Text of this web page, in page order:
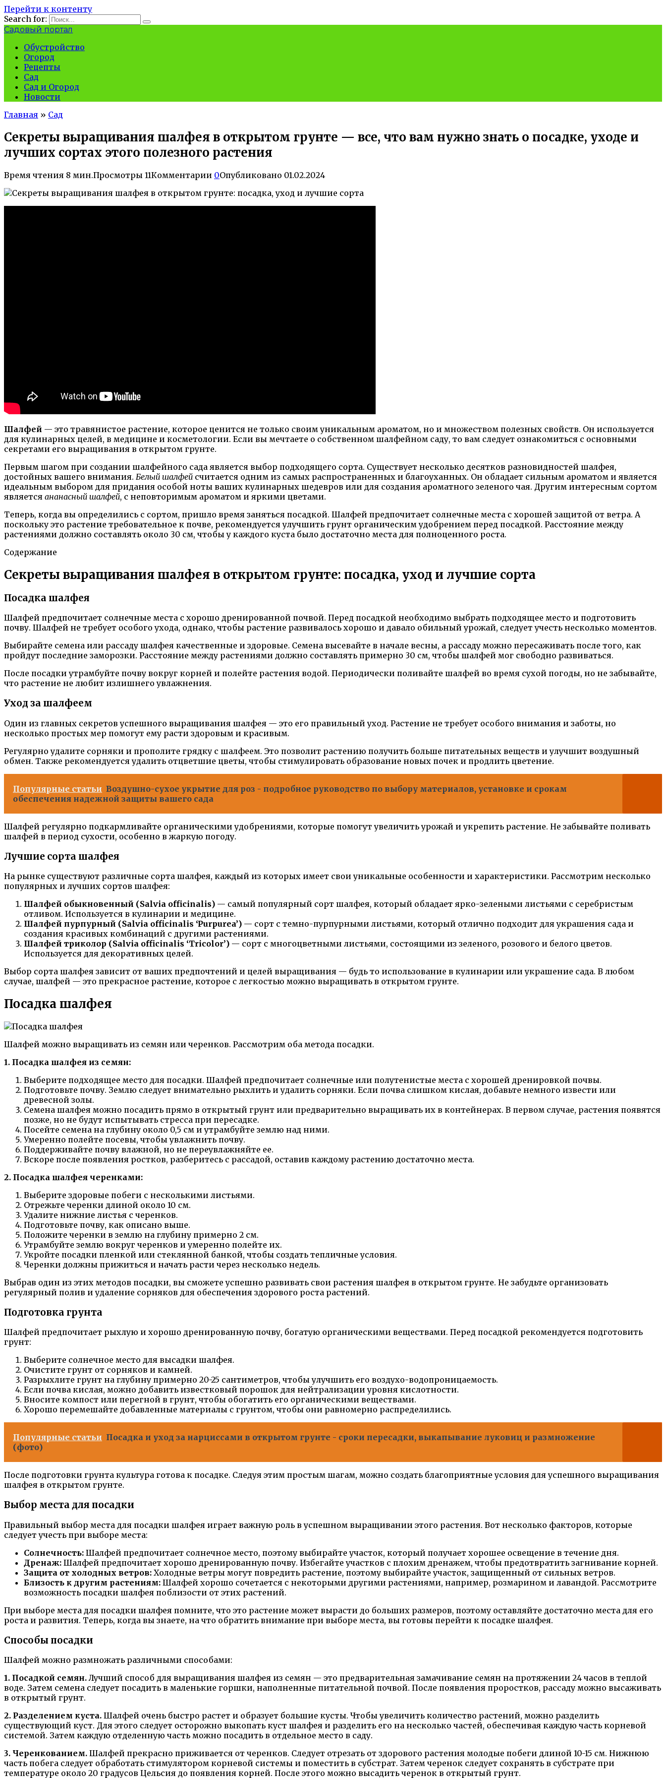
Перейти к контенту
Search for:
Садовый портал
Обустройство
Огород
Рецепты
Сад
Сад и Огород
Новости
Главная » Сад
Секреты выращивания шалфея в открытом грунте — все, что вам нужно знать о посадке, уходе и
лучших сортах этого полезного растения
Время чтения 8 мин.Просмотры 11Комментарии 0Опубликовано 01.02.2024
Шалфей — это травянистое растение, которое ценится не только своим уникальным ароматом, но и множеством полезных свойств. Он используется
для кулинарных целей, в медицине и косметологии. Если вы мечтаете о собственном шалфейном саду, то вам следует ознакомиться с основными
секретами его выращивания в открытом грунте.
Первым шагом при создании шалфейного сада является выбор подходящего сорта. Существует несколько десятков разновидностей шалфея,
достойных вашего внимания. Белый шалфей считается одним из самых распространенных и благоуханных. Он обладает сильным ароматом и является
идеальным выбором для придания особой ноты ваших кулинарных шедевров или для создания ароматного зеленого чая. Другим интересным сортом
является ананасный шалфей, с неповторимым ароматом и яркими цветами.
Теперь, когда вы определились с сортом, пришло время заняться посадкой. Шалфей предпочитает солнечные места с хорошей защитой от ветра. А
поскольку это растение требовательное к почве, рекомендуется улучшить грунт органическим удобрением перед посадкой. Расстояние между
растениями должно составлять около 30 см, чтобы у каждого куста было достаточно места для полноценного роста.
Содержание
Секреты выращивания шалфея в открытом грунте: посадка, уход и лучшие сорта
Посадка шалфея
Шалфей предпочитает солнечные места с хорошо дренированной почвой. Перед посадкой необходимо выбрать подходящее место и подготовить
почву. Шалфей не требует особого ухода, однако, чтобы растение развивалось хорошо и давало обильный урожай, следует учесть несколько моментов.
Выбирайте семена или рассаду шалфея качественные и здоровые. Семена высевайте в начале весны, а рассаду можно пересаживать после того, как
пройдут последние заморозки. Расстояние между растениями должно составлять примерно 30 см, чтобы шалфей мог свободно развиваться.
После посадки утрамбуйте почву вокруг корней и полейте растения водой. Периодически поливайте шалфей во время сухой погоды, но не забывайте,
что растение не любит излишнего увлажнения.
Уход за шалфеем
Один из главных секретов успешного выращивания шалфея — это его правильный уход. Растение не требует особого внимания и заботы, но
несколько простых мер помогут ему расти здоровым и красивым.
Регулярно удалите сорняки и прополите грядку с шалфеем. Это позволит растению получить больше питательных веществ и улучшит воздушный
обмен. Также рекомендуется удалить отцветшие цветы, чтобы стимулировать образование новых почек и продлить цветение.
Популярные статьи Воздушно-сухое укрытие для роз - подробное руководство по выбору материалов, установке и срокам
обеспечения надежной защиты вашего сада
Шалфей регулярно подкармливайте органическими удобрениями, которые помогут увеличить урожай и укрепить растение. Не забывайте поливать
шалфей в период сухости, особенно в жаркую погоду.
Лучшие сорта шалфея
На рынке существуют различные сорта шалфея, каждый из которых имеет свои уникальные особенности и характеристики. Рассмотрим несколько
популярных и лучших сортов шалфея:
Шалфей обыкновенный (Salvia officinalis) — самый популярный сорт шалфея, который обладает ярко-зелеными листьями с серебристым
отливом. Используется в кулинарии и медицине.
Шалфей пурпурный (Salvia officinalis ‘Purpurea’) — сорт с темно-пурпурными листьями, который отлично подходит для украшения сада и
создания красивых комбинаций с другими растениями.
Шалфей триколор (Salvia officinalis ‘Tricolor’) — сорт с многоцветными листьями, состоящими из зеленого, розового и белого цветов.
Используется для декоративных целей.
Выбор сорта шалфея зависит от ваших предпочтений и целей выращивания — будь то использование в кулинарии или украшение сада. В любом
случае, шалфей — это прекрасное растение, которое с легкостью можно выращивать в открытом грунте.
Посадка шалфея
Шалфей можно выращивать из семян или черенков. Рассмотрим оба метода посадки.
1. Посадка шалфея из семян:
Выберите подходящее место для посадки. Шалфей предпочитает солнечные или полутенистые места с хорошей дренировкой почвы.
Подготовьте почву. Землю следует внимательно рыхлить и удалить сорняки. Если почва слишком кислая, добавьте немного извести или
древесной золы.
Семена шалфея можно посадить прямо в открытый грунт или предварительно выращивать их в контейнерах. В первом случае, растения появятся
позже, но не будут испытывать стресса при пересадке.
Посейте семена на глубину около 0,5 см и утрамбуйте землю над ними.
Умеренно полейте посевы, чтобы увлажнить почву.
Поддерживайте почву влажной, но не переувлажняйте ее.
Вскоре после появления ростков, разберитесь с рассадой, оставив каждому растению достаточно места.
2. Посадка шалфея черенками:
Выберите здоровые побеги с несколькими листьями.
Отрежьте черенки длиной около 10 см.
Удалите нижние листья с черенков.
Подготовьте почву, как описано выше.
Положите черенки в землю на глубину примерно 2 см.
Утрамбуйте землю вокруг черенков и умеренно полейте их.
Укройте посадки пленкой или стеклянной банкой, чтобы создать тепличные условия.
Черенки должны прижиться и начать расти через несколько недель.
Выбрав один из этих методов посадки, вы сможете успешно развивать свои растения шалфея в открытом грунте. Не забудьте организовать
регулярный полив и удаление сорняков для обеспечения здорового роста растений.
Подготовка грунта
Шалфей предпочитает рыхлую и хорошо дренированную почву, богатую органическими веществами. Перед посадкой рекомендуется подготовить
грунт:
Выберите солнечное место для высадки шалфея.
Очистите грунт от сорняков и камней.
Разрыхлите грунт на глубину примерно 20-25 сантиметров, чтобы улучшить его воздухо-водопроницаемость.
Если почва кислая, можно добавить известковый порошок для нейтрализации уровня кислотности.
Вносите компост или перегной в грунт, чтобы обогатить его органическими веществами.
Хорошо перемешайте добавленные материалы с грунтом, чтобы они равномерно распределились.
Популярные статьи Посадка и уход за нарциссами в открытом грунте - сроки пересадки, выкапывание луковиц и размножение
(фото)
После подготовки грунта культура готова к посадке. Следуя этим простым шагам, можно создать благоприятные условия для успешного выращивания
шалфея в открытом грунте.
Выбор места для посадки
Правильный выбор места для посадки шалфея играет важную роль в успешном выращивании этого растения. Вот несколько факторов, которые
следует учесть при выборе места:
Солнечность: Шалфей предпочитает солнечное место, поэтому выбирайте участок, который получает хорошее освещение в течение дня.
Дренаж: Шалфей предпочитает хорошо дренированную почву. Избегайте участков с плохим дренажем, чтобы предотвратить загнивание корней.
Защита от холодных ветров: Холодные ветры могут повредить растение, поэтому выбирайте участок, защищенный от сильных ветров.
Близость к другим растениям: Шалфей хорошо сочетается с некоторыми другими растениями, например, розмарином и лавандой. Рассмотрите
возможность посадки шалфея поблизости от этих растений.
При выборе места для посадки шалфея помните, что это растение может вырасти до больших размеров, поэтому оставляйте достаточно места для его
роста и развития. Теперь, когда вы знаете, на что обратить внимание при выборе места, вы готовы перейти к посадке шалфея.
Способы посадки
Шалфей можно размножать различными способами:
1. Посадкой семян. Лучший способ для выращивания шалфея из семян — это предварительная замачивание семян на протяжении 24 часов в теплой
воде. Затем семена следует посадить в маленькие горшки, наполненные питательной почвой. После появления проростков, рассаду можно высаживать
в открытый грунт.
2. Разделением куста. Шалфей очень быстро растет и образует большие кусты. Чтобы увеличить количество растений, можно разделить
существующий куст. Для этого следует осторожно выкопать куст шалфея и разделить его на несколько частей, обеспечивая каждую часть корневой
системой. Затем каждую отделенную часть можно посадить в отдельное место в саду.
3. Черенкованием. Шалфей прекрасно приживается от черенков. Следует отрезать от здорового растения молодые побеги длиной 10-15 см. Нижнюю
часть побега следует обработать стимулятором корневой системы и поместить в субстрат. Затем черенок следует сохранять в субстрате при
температуре около 20 градусов Цельсия до появления корней. После этого можно высадить черенок в открытый грунт.